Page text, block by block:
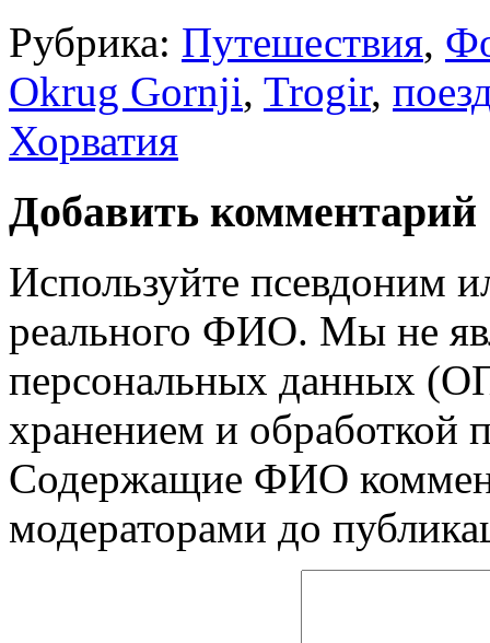
Рубрика: Путешествия,
Okrug Gornji, Trogir,
Хорватия
Добавить комментарий
Используйте псевдоним
реального ФИО. Мы не
персональных данных
хранением и обработкой
Содержащие ФИО
модераторами до